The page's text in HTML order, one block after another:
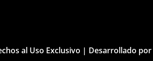
al Uso Exclusivo | Desarrollado por